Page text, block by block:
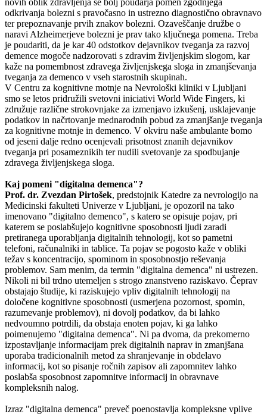
odkrivanja bolezni s pravočasno in ustrezno diagnostično obravnavo
ter prepoznavanje prvih znakov bolezni. Ozaveščanje družbe o
naravi Alzheimerjeve bolezni je prav tako ključnega pomena. Treba
je poudariti, da je kar 40 odstotkov dejavnikov tveganja za razvoj
demence mogoče nadzorovati s zdravim življenjskim slogom, kar
kaže na pomembnost zdravega življenjskega sloga in zmanjševanja
tveganja za demenco v vseh starostnih skupinah.
V Centru za kognitivne motnje na Nevrološki kliniki v Ljubljani
smo se letos pridružili svetovni iniciativi World Wide Fingers, ki
združuje različne strokovnjake za izmenjavo izkušenj, usklajevanje
podatkov in načrtovanje mednarodnih pobud za zmanjšanje tveganja
za kognitivne motnje in demenco. V okviru naše ambulante bomo
od jeseni dalje redno ocenjevali prisotnost znanih dejavnikov
tveganja pri posameznikih ter nudili svetovanje za spodbujanje
zdravega življenjskega sloga.
Kaj pomeni "digitalna demenca"?
Prof. dr. Zvezdan Pirtošek, predstojnik Katedre za nevrologijo na
Medicinski fakulteti Univerze v Ljubljani, je opozoril na tako
imenovano "digitalno demenco", s katero se opisuje pojav, pri
katerem se poslabšujejo kognitivne sposobnosti ljudi zaradi
pretiranega uporabljanja digitalnih tehnologij, kot so pametni
telefoni, računalniki in tablice. Ta pojav se pogosto kaže v obliki
težav s koncentracijo, spominom in sposobnostjo reševanja
problemov. Sam menim, da termin "digitalna demenca" ni ustrezen.
Nikoli ni bil trdno utemeljen s strogo znanstveno raziskavo. Čeprav
obstajajo študije, ki raziskujejo vpliv digitalnih tehnologij na
določene kognitivne sposobnosti (usmerjena pozornost, spomin,
razumevanje problemov), ni dovolj podatkov, da bi lahko
nedvoumno potrdili, da obstaja enoten pojav, ki ga lahko
poimenujemo "digitalna demenca". Ni pa dvoma, da prekomerno
izpostavljanje informacijam prek digitalnih naprav in zmanjšana
uporaba tradicionalnih metod za shranjevanje in obdelavo
informacij, kot so pisanje ročnih zapisov ali zapomnitev lahko
poslabša sposobnost zapomnitve informacij in obravnave
kompleksnih nalog.
Izraz "digitalna demenca" preveč poenostavlja kompleksne vplive